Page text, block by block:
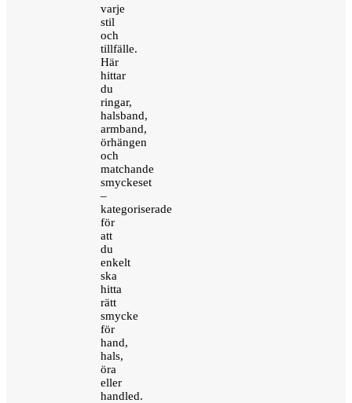
varje
stil
och
tillfälle.
Här
hittar
du
ringar,
halsband,
armband,
örhängen
och
matchande
smyckeset
–
kategoriserade
för
att
du
enkelt
ska
hitta
rätt
smycke
för
hand,
hals,
öra
eller
handled.